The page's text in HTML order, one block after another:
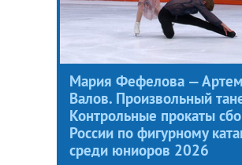
Мария Фефелова — Артем
Валов. Произвольный
Контрольные прокаты
России по фигурному
среди юниоров 2026